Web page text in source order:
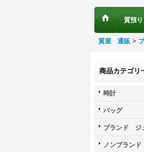
質預り
質屋 通販 >
商品カテゴリ
時計
バッグ
ブランド ジ
ノンブランド